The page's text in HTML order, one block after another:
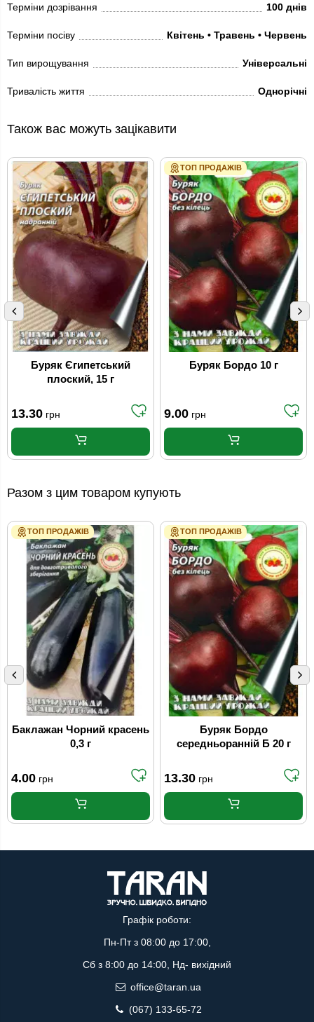
Терміни дозрівання 100 днів
Терміни посіву Квітень • Травень • Червень
Тип вирощування Універсальні
Тривалість життя Однорічні
Також вас можуть зацікавити
Буряк Єгипетський
плоский, 15 г
13.30 грн
ТОП ПРОДАЖІВ
Буряк Бордо 10 г
9.00 грн
Разом з цим товаром купують
ТОП ПРОДАЖІВ
Баклажан Чорний красень
0,3 г
4.00 грн
ТОП ПРОДАЖІВ
Буряк Бордо
середньоранній Б 20 г
13.30 грн
Графік роботи:
Пн-Пт з 08:00 до 17:00,
Сб з 8:00 до 14:00, Нд- вихідний
office@taran.ua
(067) 133-65-72